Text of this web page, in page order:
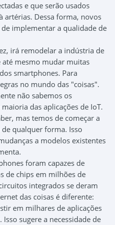
e que serão usados
artérias. Dessa forma, novos
implementar a qualidade de
irá remodelar a indústria de
mesmo mudar muitas
smartphones. Para
no mundo das "coisas".
não sabemos os
das aplicações de IoT.
mas temos de começar a
qualquer forma. Isso
a modelos existentes
foram capazes de
de chips em milhões de
integrados se deram
das coisas é diferente:
em milhares de aplicações
sugere a necessidade de